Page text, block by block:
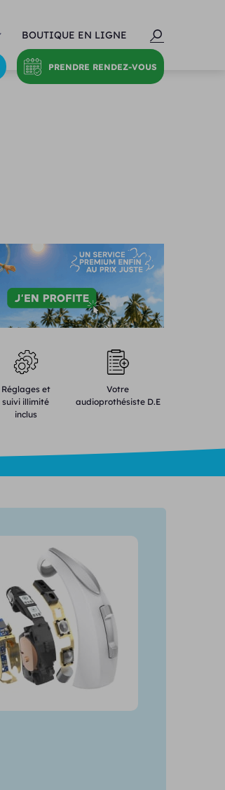
BOUTIQUE EN LIGNE
PRENDRE RENDEZ-VOUS
Réglages et
suivi illimité
inclus
Votre
audioprothésiste D.E